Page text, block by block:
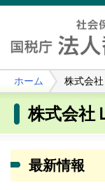
ホーム 株式会
株式会社
最新情報